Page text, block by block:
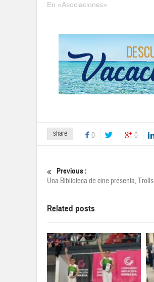
En «Asociaciones»
share 0 0
Previous :
Una Biblioteca de cine presenta, Trolls
Related posts